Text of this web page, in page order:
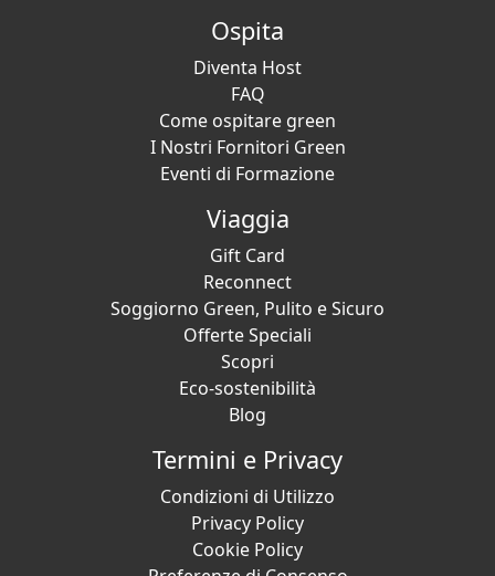
Ospita
Diventa Host
FAQ
Come ospitare green
I Nostri Fornitori Green
Eventi di Formazione
Viaggia
Gift Card
Reconnect
Soggiorno Green, Pulito e Sicuro
Offerte Speciali
Scopri
Eco-sostenibilità
Blog
Termini e Privacy
Condizioni di Utilizzo
Privacy Policy
Cookie Policy